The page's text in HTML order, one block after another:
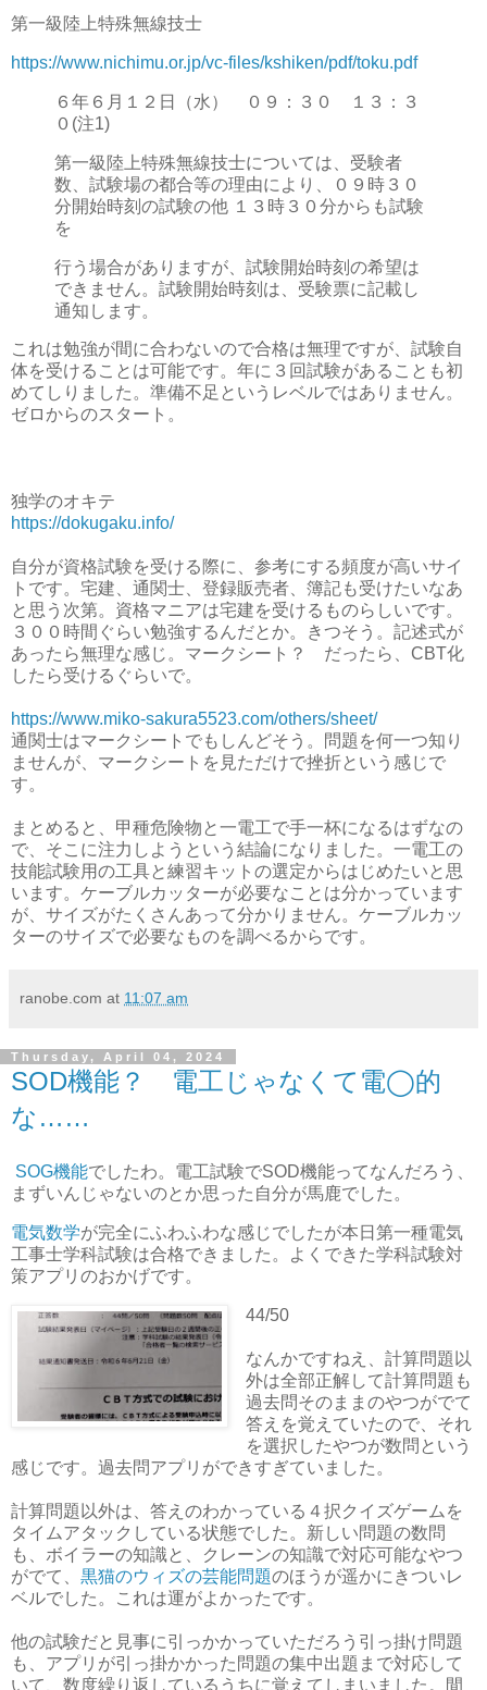
第一級陸上特殊無線技士
https://www.nichimu.or.jp/vc-files/kshiken/pdf/toku.pdf
６年６月１２日（水） ０９：３０ １３：３
０(注1)
第一級陸上特殊無線技士については、受験者
数、試験場の都合等の理由により、０９時３０
分開始時刻の試験の他 １３時３０分からも試験
を
行う場合がありますが、試験開始時刻の希望は
できません。試験開始時刻は、受験票に記載し
通知します。
これは勉強が間に合わないので合格は無理ですが、試験自
体を受けることは可能です。年に３回試験があることも初
めてしりました。準備不足というレベルではありません。
ゼロからのスタート。
独学のオキテ
https://dokugaku.info/
自分が資格試験を受ける際に、参考にする頻度が高いサイ
トです。宅建、通関士、登録販売者、簿記も受けたいなあ
と思う次第。資格マニアは宅建を受けるものらしいです。
３００時間ぐらい勉強するんだとか。きつそう。記述式が
あったら無理な感じ。マークシート？ だったら、CBT化
したら受けるぐらいで。
https://www.miko-sakura5523.com/others/sheet/
通関士はマークシートでもしんどそう。問題を何一つ知り
ませんが、マークシートを見ただけで挫折という感じで
す。
まとめると、甲種危険物と一電工で手一杯になるはずなの
で、そこに注力しようという結論になりました。一電工の
技能試験用の工具と練習キットの選定からはじめたいと思
います。ケーブルカッターが必要なことは分かっています
が、サイズがたくさんあって分かりません。ケーブルカッ
ターのサイズで必要なものを調べるからです。
ranobe.com at 11:07 am
Thursday, April 04, 2024
SOD機能？ 電工じゃなくて電◯的
な……
SOG機能でしたわ。電工試験でSOD機能ってなんだろう、
まずいんじゃないのとか思った自分が馬鹿でした。
電気数学が完全にふわふわな感じでしたが本日第一種電気
工事士学科試験は合格できました。よくできた学科試験対
策アプリのおかげです。
44/50
なんかですねえ、計算問題以
外は全部正解して計算問題も
過去問そのままのやつがでて
答えを覚えていたので、それ
を選択したやつが数問という
感じです。過去問アプリができすぎていました。
計算問題以外は、答えのわかっている４択クイズゲームを
タイムアタックしている状態でした。新しい問題の数問
も、ボイラーの知識と、クレーンの知識で対応可能なやつ
がでて、 黒猫のウィズの芸能問題のほうが遥かにきついレ
ベルでした。これは運がよかったです。
他の試験だと見事に引っかかっていただろう引っ掛け問題
も、アプリが引っ掛かかった問題の集中出題まで対応して
いて、数度繰り返しているうちに覚えてしまいました。間